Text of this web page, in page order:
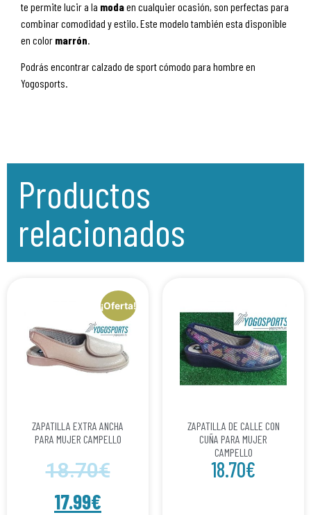
te permite lucir a la modaen cualquier ocasión, son perfectas para
combinar comodidad y estilo. Este modelo también esta disponible
en color marrón.
Podrás encontrar calzado de sport cómodo para hombre en
Yogosports.
Productos
relacionados
¡Oferta!
ZAPATILLA EXTRA ANCHA
PARA MUJER CAMPELLO
18.70€
17.99€
ZAPATILLA DE CALLE CON
CUÑA PARA MUJER
CAMPELLO
18.70€